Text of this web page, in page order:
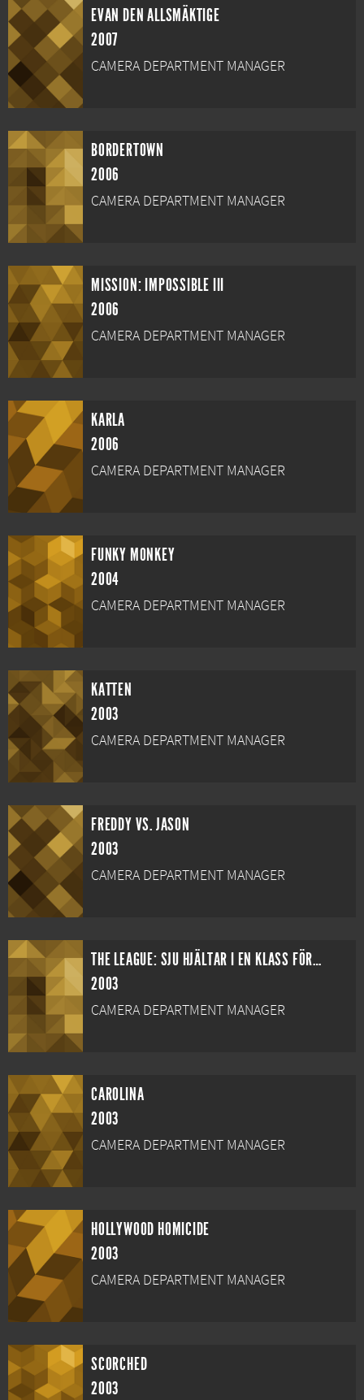
EVAN DEN ALLSMÄKTIGE
2007
CAMERA DEPARTMENT MANAGER
BORDERTOWN
2006
CAMERA DEPARTMENT MANAGER
MISSION: IMPOSSIBLE III
2006
CAMERA DEPARTMENT MANAGER
KARLA
2006
CAMERA DEPARTMENT MANAGER
FUNKY MONKEY
2004
CAMERA DEPARTMENT MANAGER
KATTEN
2003
CAMERA DEPARTMENT MANAGER
FREDDY VS. JASON
2003
CAMERA DEPARTMENT MANAGER
THE LEAGUE: SJU HJÄLTAR I EN KLASS FÖR SIG
2003
CAMERA DEPARTMENT MANAGER
CAROLINA
2003
CAMERA DEPARTMENT MANAGER
HOLLYWOOD HOMICIDE
2003
CAMERA DEPARTMENT MANAGER
SCORCHED
2003